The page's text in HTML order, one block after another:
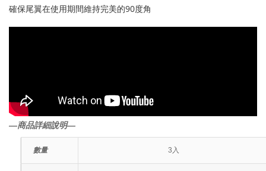
確保尾翼在使用期間維持完美的90度角
―商品詳細說明―
數量 3入